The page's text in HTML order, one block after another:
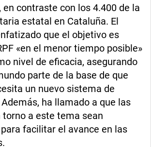
contraste con los 4.400 de la
estatal en Cataluña. El
que el objetivo es
«en el menor tiempo posible»
nivel de eficacia, asegurando
parte de la base de que
un nuevo sistema de
ha llamado a que las
torno a este tema sean
facilitar el avance en las